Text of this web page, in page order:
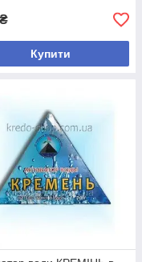
₴
Купити